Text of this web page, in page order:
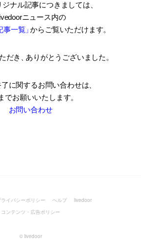
ジナル記事につきましては
ニュース内の
事一覧」からご覧いただけます。
だき ありがとうございました。
に関するお問い合わせは、
でお願いいたします。
お問い合わせ
ライバシーポリシー ヘルプ
livedoor
コンテンツ・広告ポリシー
© livedoor